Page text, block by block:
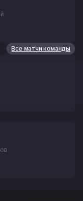
Все матчи команды